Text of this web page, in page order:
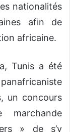
nationalités
afin de
africaine.
Tunis a été
un concours
marchande
» de s’y